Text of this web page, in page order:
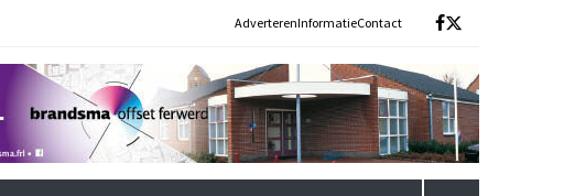
AdverterenInformatieContact